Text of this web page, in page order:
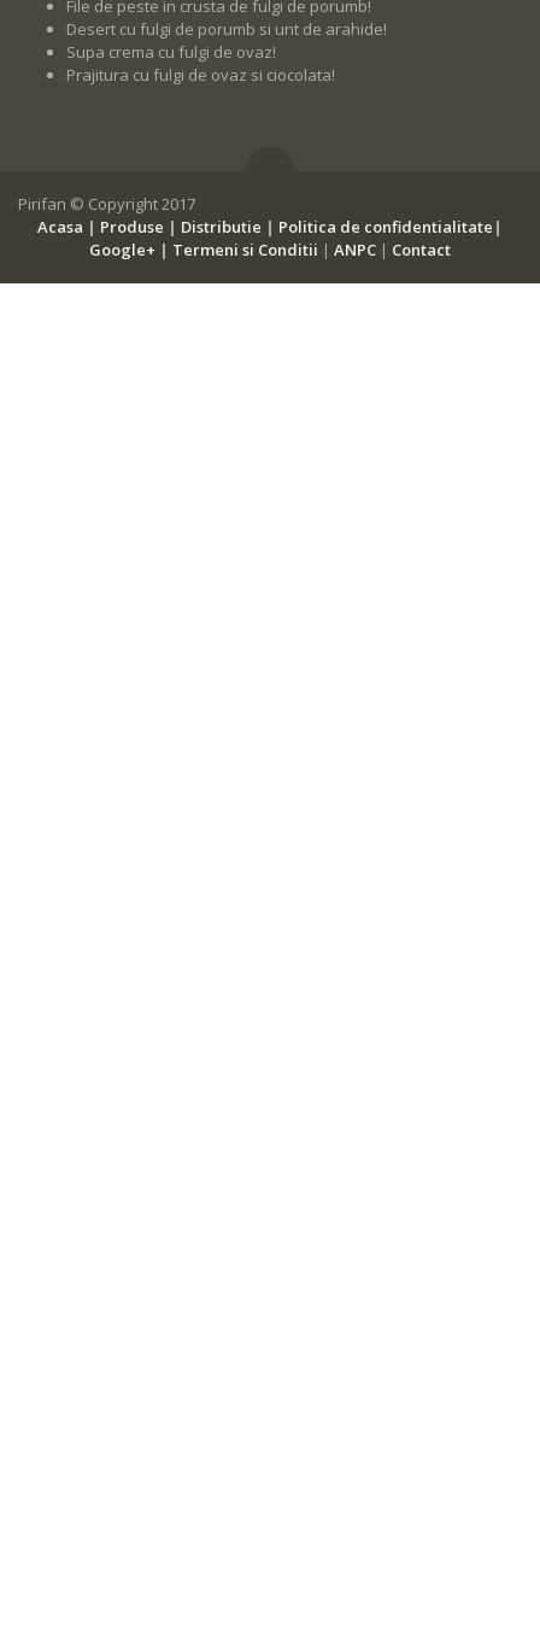
File de peste in crusta de fulgi de porumb!
Desert cu fulgi de porumb si unt de arahide!
Supa crema cu fulgi de ovaz!
Prajitura cu fulgi de ovaz si ciocolata!
Pirifan © Copyright 2017
Acasa | Produse | Distributie | Politica de confidentialitate |
Google+ | Termeni si Conditii | ANPC | Contact